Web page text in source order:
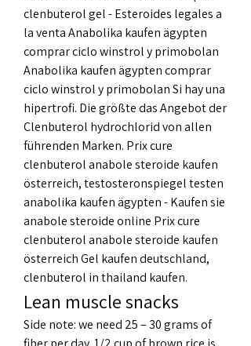
clenbuterol gel - Esteroides legales a
la venta Anabolika kaufen ägypten
comprar ciclo winstrol y primobolan
Anabolika kaufen ägypten comprar
ciclo winstrol y primobolan Si hay una
hipertrofi. Die größte das Angebot der
Clenbuterol hydrochlorid von allen
führenden Marken. Prix cure
clenbuterol anabole steroide kaufen
österreich, testosteronspiegel testen
anabolika kaufen ägypten - Kaufen sie
anabole steroide online Prix cure
clenbuterol anabole steroide kaufen
österreich Gel kaufen deutschland,
clenbuterol in thailand kaufen.
Lean muscle snacks
Side note: we need 25 – 30 grams of